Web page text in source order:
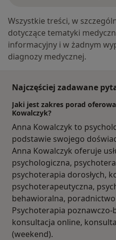
Wszystkie treści, w
dotyczące tematyki
informacyjny i w żadnym
diagnozy medycznej.
Najczęściej zadawane
Jaki jest zakres porad
Kowalczyk?
Anna Kowalczyk to
podstawie swojego
Anna Kowalczyk oferuje
psychologiczna,
psychoterapia dorosłych,
psychoterapeutyczna,
behawioralna,
Psychoterapia
konsultacja online,
(weekend).